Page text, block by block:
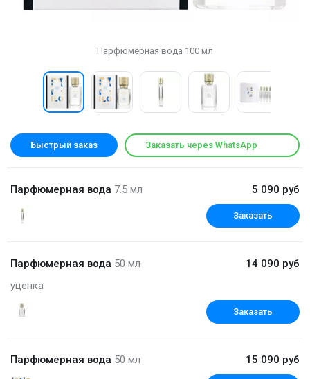
Парфюмерная вода 100 мл
Быстрый заказ Заказать через WhatsApp
Парфюмерная вода 7.5 мл 5 090 руб
Заказать
Парфюмерная вода 50 мл
уценка
14 090 руб
Заказать
Парфюмерная вода 50 мл 15 090 руб